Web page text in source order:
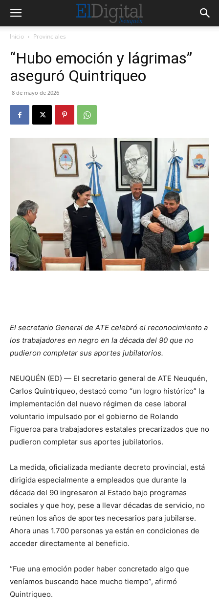
Inicio Provinciales
“Hubo emoción y lágrimas”
aseguró Quintriqueo
8 de mayo de 2026
El secretario General de ATE celebró el reconocimiento a
los trabajadores en negro en la década del 90 que no
pudieron completar sus aportes jubilatorios.
NEUQUÉN (ED) — El secretario general de ATE Neuquén,
Carlos Quintriqueo, destacó como “un logro histórico” la
implementación del nuevo régimen de cese laboral
voluntario impulsado por el gobierno de Rolando
Figueroa para trabajadores estatales precarizados que no
pudieron completar sus aportes jubilatorios.
La medida, oficializada mediante decreto provincial, está
dirigida especialmente a empleados que durante la
década del 90 ingresaron al Estado bajo programas
sociales y que hoy, pese a llevar décadas de servicio, no
reúnen los años de aportes necesarios para jubilarse.
Ahora unas 1.700 personas ya están en condiciones de
acceder directamente al beneficio.
“Fue una emoción poder haber concretado algo que
veníamos buscando hace mucho tiempo”, afirmó
Quintriqueo.